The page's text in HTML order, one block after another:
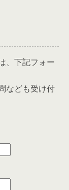
、下記フォー
なども受け付